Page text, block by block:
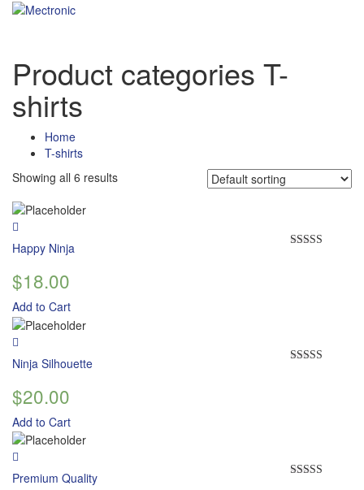
Product categories T-
shirts
Home
T-shirts
Showing all 6 results
Happy Ninja
$18.00
Add to Cart
Ninja Silhouette
$20.00
Add to Cart
Premium Quality